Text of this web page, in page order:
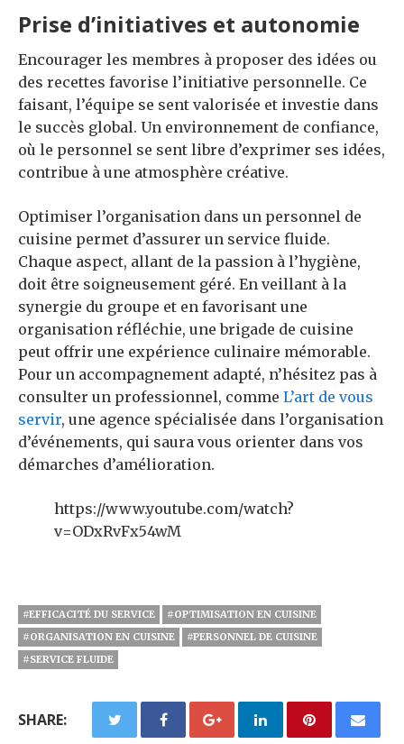
Prise d’initiatives et autonomie
Encourager les membres à proposer des idées ou
des recettes favorise l’initiative personnelle. Ce
faisant, l’équipe se sent valorisée et investie dans
le succès global. Un environnement de confiance,
où le personnel se sent libre d’exprimer ses idées,
contribue à une atmosphère créative.
Optimiser l’organisation dans un personnel de
cuisine permet d’assurer un service fluide.
Chaque aspect, allant de la passion à l’hygiène,
doit être soigneusement géré. En veillant à la
synergie du groupe et en favorisant une
organisation réfléchie, une brigade de cuisine
peut offrir une expérience culinaire mémorable.
Pour un accompagnement adapté, n’hésitez pas à
consulter un professionnel, comme L’art de vous
servir, une agence spécialisée dans l’organisation
d’événements, qui saura vous orienter dans vos
démarches d’amélioration.
https://www.youtube.com/watch?
v=ODxRvFx54wM
#EFFICACITÉ DU SERVICE
#OPTIMISATION EN CUISINE
#ORGANISATION EN CUISINE
#PERSONNEL DE CUISINE
#SERVICE FLUIDE
SHARE: